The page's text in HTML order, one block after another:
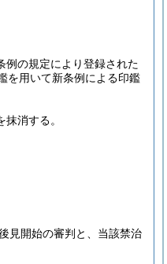
例の規定により登録された
を用いて新条例による印鑑
消する。
見開始の審判と、当該禁治